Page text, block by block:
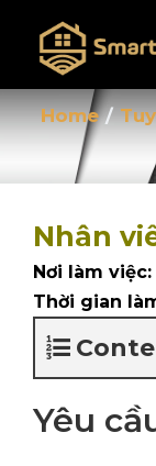
Home /
Nhân
Nơi làm việc:
Thời gian
Yêu